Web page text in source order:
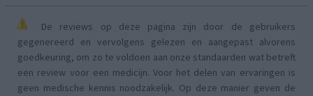
De reviews op deze pagina zijn door de gebruikers
gegenereerd en vervolgens gelezen en aangepast alvorens
goedkeuring, om zo te voldoen aan onze standaarden wat betreft
een review voor een medicijn. Voor het delen van ervaringen is
geen medische kennis noodzakelijk. Op deze manier geven de